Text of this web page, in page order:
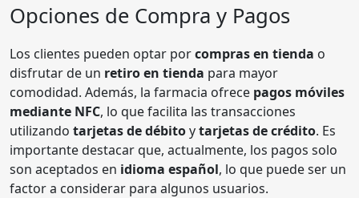
Opciones de Compra y Pagos
Los clientes pueden optar porcompras en tienda o
disfrutar de un retiro en tienda para mayor
comodidad. Además, la farmacia ofrece pagos móviles
mediante NFC, lo que facilita las transacciones
utilizando tarjetas de débitoytarjetas de crédito. Es
importante destacar que, actualmente, los pagos solo
son aceptados en idioma español, lo que puede ser un
factor a considerar para algunos usuarios.